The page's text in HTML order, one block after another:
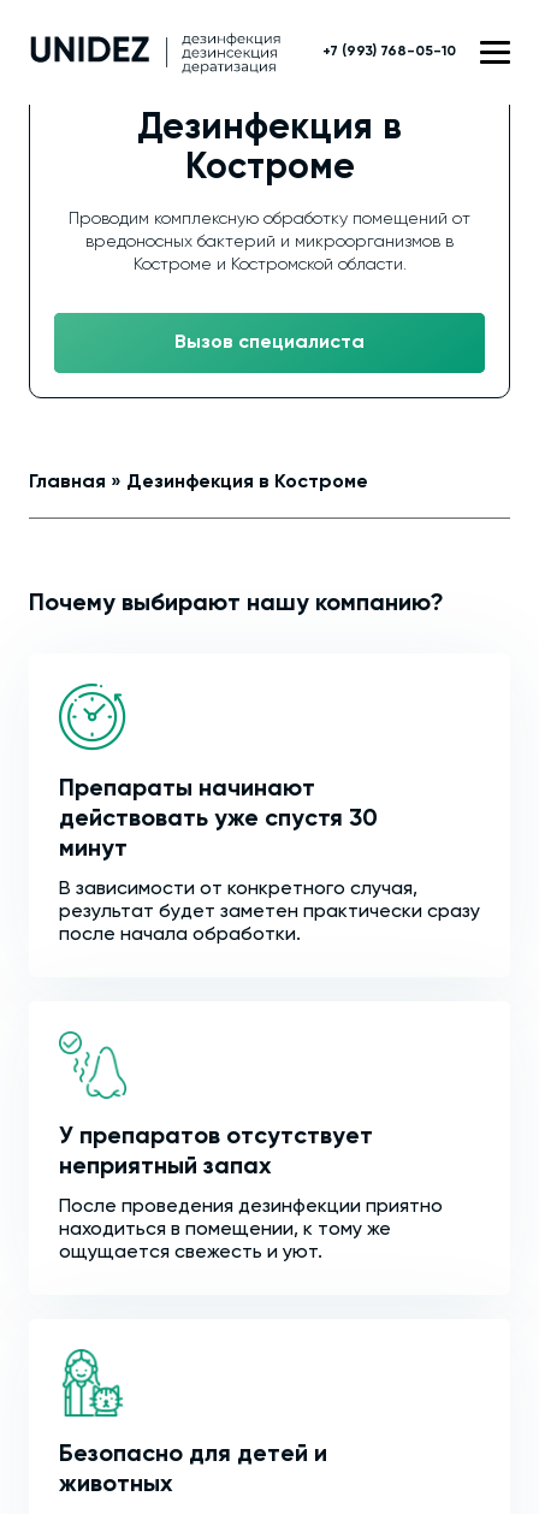
+7 (993) 768-05-10
Дезинфекция в
Костроме
Проводим комплексную обработку помещений от
вредоносных бактерий и микроорганизмов в
Костроме и Костромской области.
Вызов специалиста
Главная » Дезинфекция в Костроме
Почему выбирают нашу компанию?
Препараты начинают
действовать уже спустя 30
минут
В зависимости от конкретного случая,
результат будет заметен практически сразу
после начала обработки.
У препаратов отсутствует
неприятный запах
После проведения дезинфекции приятно
находиться в помещении, к тому же
ощущается свежесть и уют.
Безопасно для детей и
животных